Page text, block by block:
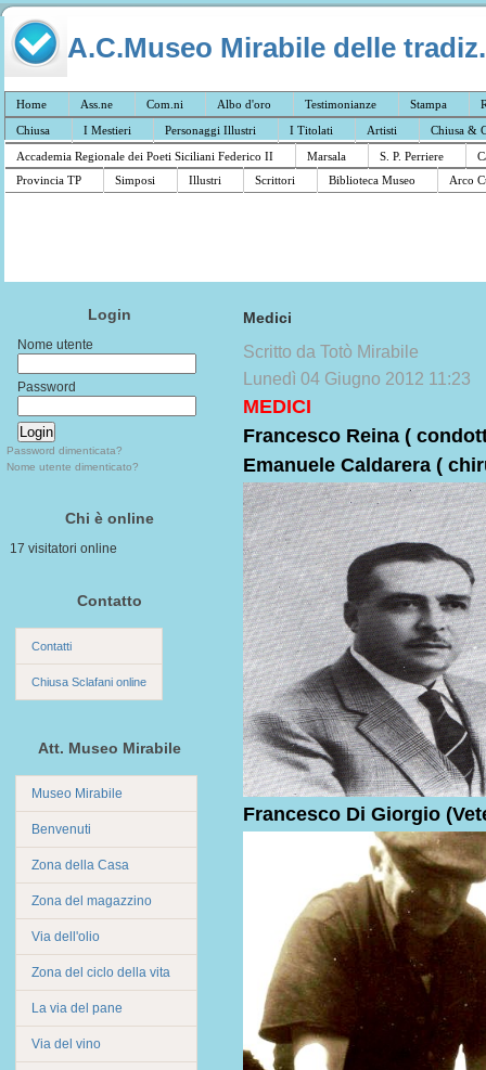
A.C.Museo Mirabile delle
Home Ass.ne Com.ni Albo d'oro Testimonianze Stampa
Chiusa
I Mestieri Personaggi Illustri I Titolati Artisti
Chiusa &
Accademia Regionale dei Poeti Siciliani Federico II
Marsala S. P. Perriere
Provincia TP
Simposi Illustri Scrittori Biblioteca Museo Arco
Login
Nome utente
Password
Password dimenticata?
Nome utente dimenticato?
Chi è online
17 visitatori online
Contatto
Contatti
Chiusa Sclafani online
Att. Museo Mirabile
Museo Mirabile
Benvenuti
Zona della Casa
Zona del magazzino
Via dell'olio
Zona del ciclo della vita
La via del pane
Via del vino
Medici
Scritto da Totò Mirabile
Lunedì 04 Giugno 2012 11:23
MEDICI
Francesco Reina (
Emanuele Caldarera (
Francesco Di Giorgio